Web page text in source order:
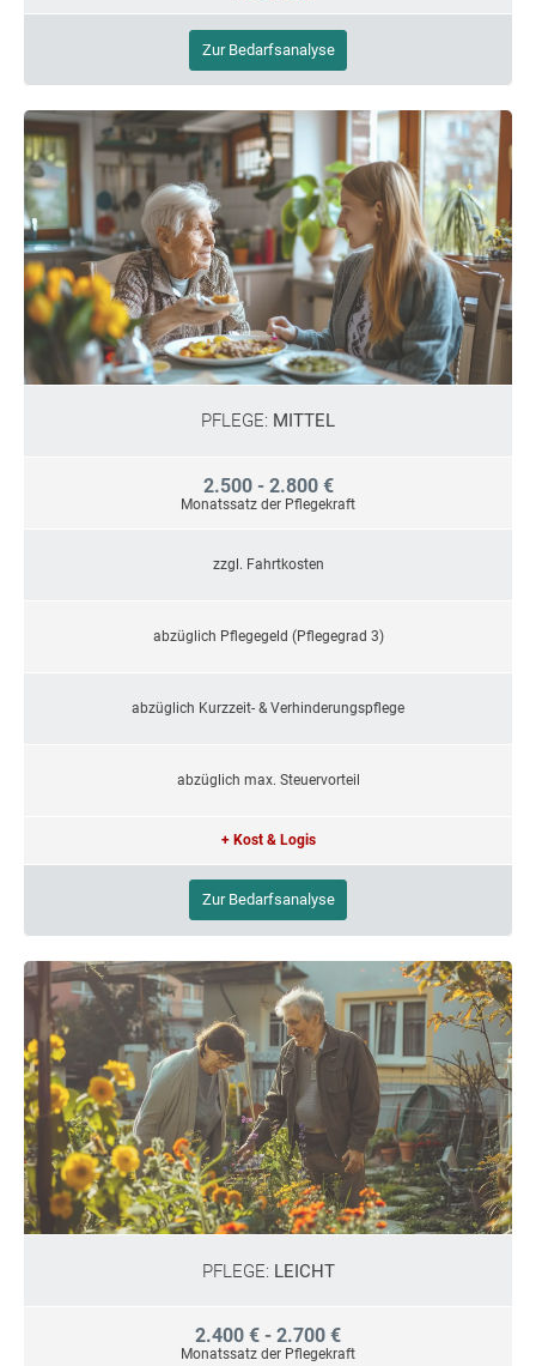
Zur Bedarfsanalyse
PFLEGE: MITTEL
2.500 - 2.800 €
Monatssatz der Pflegekraft
zzgl. Fahrtkosten
abzüglich Pflegegeld (Pflegegrad 3)
abzüglich Kurzzeit- & Verhinderungspflege
abzüglich max. Steuervorteil
+ Kost & Logis
Zur Bedarfsanalyse
PFLEGE: LEICHT
2.400 € - 2.700 €
Monatssatz der Pflegekraft